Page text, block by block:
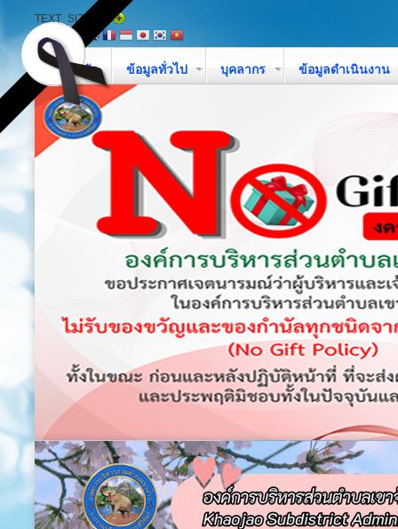
TEXT_SIZE
หน้าหลัก ข้อมูลทั่วไป บุคลากร ข้อมูลดำเนินงาน